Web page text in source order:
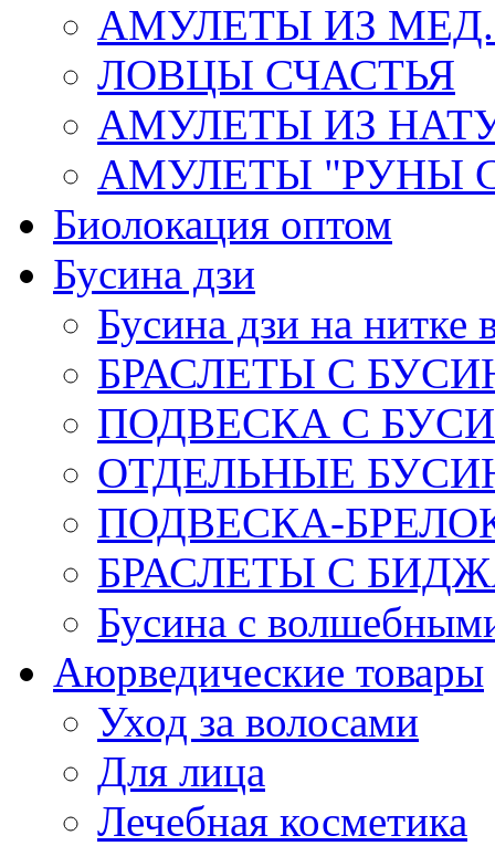
АМУЛЕТЫ ИЗ
ЛОВЦЫ СЧАСТЬЯ
АМУЛЕТЫ ИЗ
АМУЛЕТЫ "РУНЫ
Биолокация оптом
Бусина дзи
Бусина дзи на нитке
БРАСЛЕТЫ С
ПОДВЕСКА С
ОТДЕЛЬНЫЕ
ПОДВЕСКА-
БРАСЛЕТЫ С
Бусина с
Аюрведические товары
Уход за волосами
Для лица
Лечебная косметика